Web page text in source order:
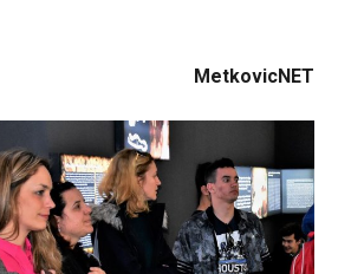
MetkovicNET